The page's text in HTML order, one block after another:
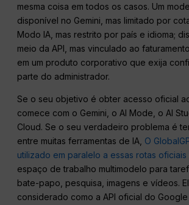
mesma coisa em todos os casos. Um
disponível no Gemini, mas limitado por
Modo IA, mas restrito por país e idioma;
meio da API, mas vinculado ao
em um produto corporativo que exija
parte do administrador.
Se o seu objetivo é obter acesso oficial
comece com o Gemini, o AI Mode, o AI
Cloud. Se o seu verdadeiro problema é
entre muitas ferramentas de IA, O
utilizado em paralelo a essas rotas oficiais
espaço de trabalho multimodelo para
bate-papo, pesquisa, imagens e vídeos.
considerado como a API oficial do Google